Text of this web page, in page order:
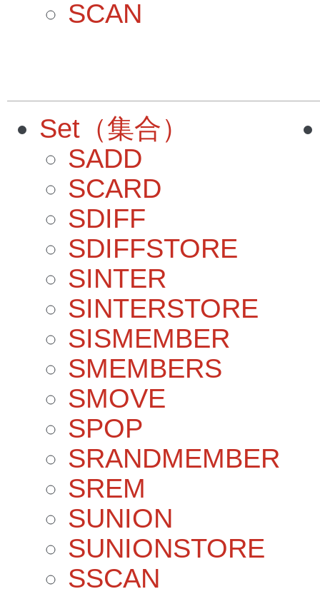
SCAN
Set（集合）
SADD
SCARD
SDIFF
SDIFFSTORE
SINTER
SINTERSTORE
SISMEMBER
SMEMBERS
SMOVE
SPOP
SRANDMEMBER
SREM
SUNION
SUNIONSTORE
SSCAN